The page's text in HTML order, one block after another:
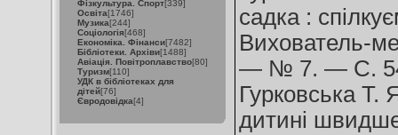
Фізкультура. Спорт[339]
Освіта[1746]
Музика[244]
Соціологія[468]
Економіка. Фінанси[7482]
Бібліотеки. Архіви[1488]
Авіація. Повітроплавство[80]
Туризм[110]
УДК в бібліотеках для
дітей[76]
Євродовідка[4]
садка :
Вихователь-
— № 7. — С.
Гурковська Т.
дитині